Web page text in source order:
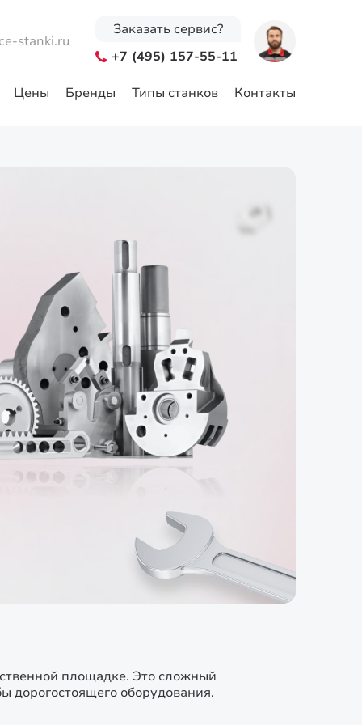
Цены Бренды Типы станков Контакты
stanki.ru
Заказать сервис?
+7 (495) 157-55-11
площадке. Это сложный
дорогостоящего оборудования.